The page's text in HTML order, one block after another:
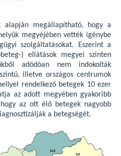
alapján megállapítható, hogy a
megyéjében vették igénybe
szolgáltatásokat. Eszerint a
) ellátások megyei szinten
adódóan nem indokolták
illetve országos centrumok
rendelkező betegek 10 ezer
az adott megyében gyakoribb
az ott élő betegek nagyobb
a betegségét.